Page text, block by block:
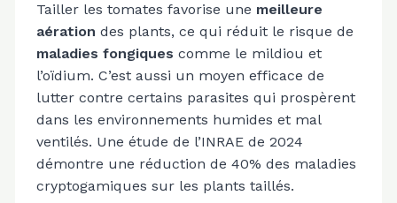
Tailler les tomates favorise une meilleure
aération des plants, ce qui réduit le risque de
maladies fongiques comme le mildiou et
l’oïdium. C’est aussi un moyen efficace de
lutter contre certains parasites qui prospèrent
dans les environnements humides et mal
ventilés. Une étude de l’INRAE de 2024
démontre une réduction de 40% des maladies
cryptogamiques sur les plants taillés.